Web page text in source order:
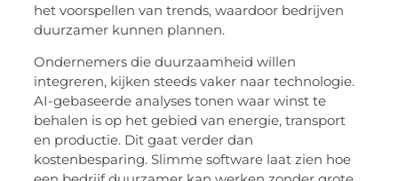
het voorspellen van trends, waardoor bedrijven
duurzamer kunnen plannen.
Ondernemers die duurzaamheid willen
integreren, kijken steeds vaker naar technologie.
AI-gebaseerde analyses tonen waar winst te
behalen is op het gebied van energie, transport
en productie. Dit gaat verder dan
kostenbesparing. Slimme software laat zien hoe